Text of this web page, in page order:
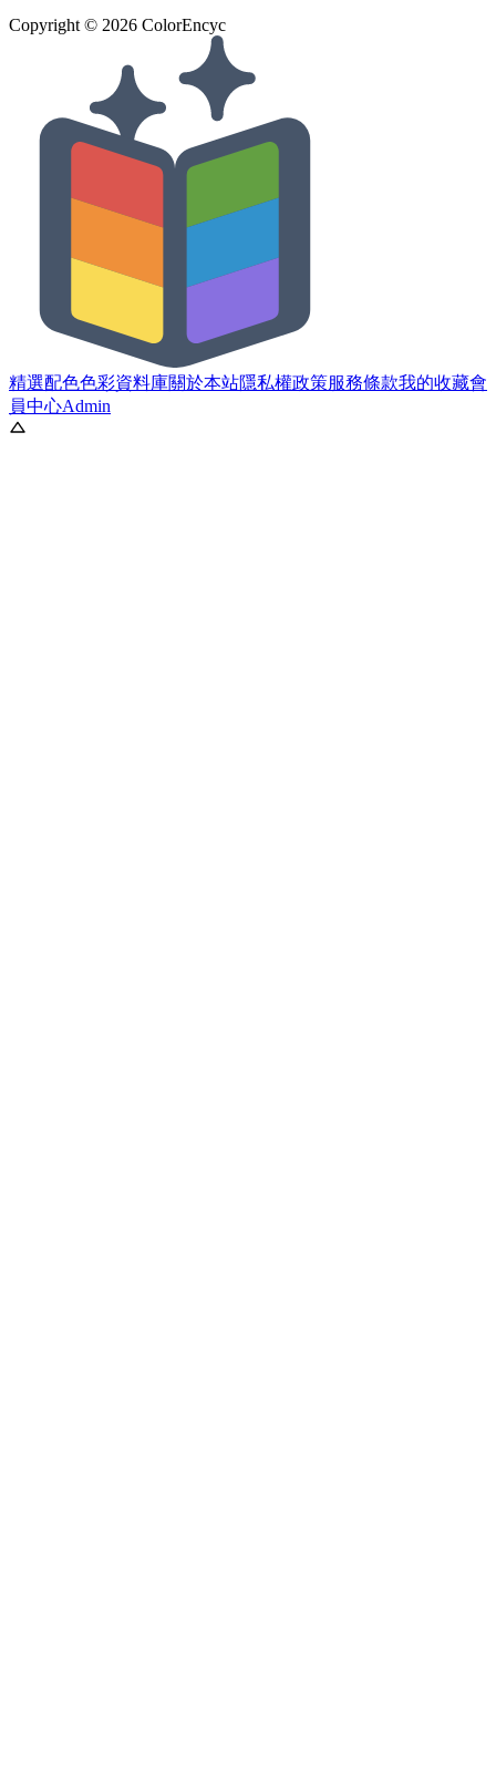
Copyright © 2026 ColorEncyc
精選配色色彩資料庫關於本站隱私權政策服務條款我的收藏會
員中心Admin